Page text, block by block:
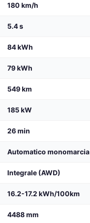
180 km/h
5.4 s
84 kWh
79 kWh
549 km
185 kW
26 min
Automatico monomarcia
Integrale (AWD)
16.2-17.2 kWh/100km
4488 mm